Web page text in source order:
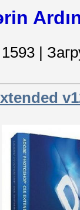
1593